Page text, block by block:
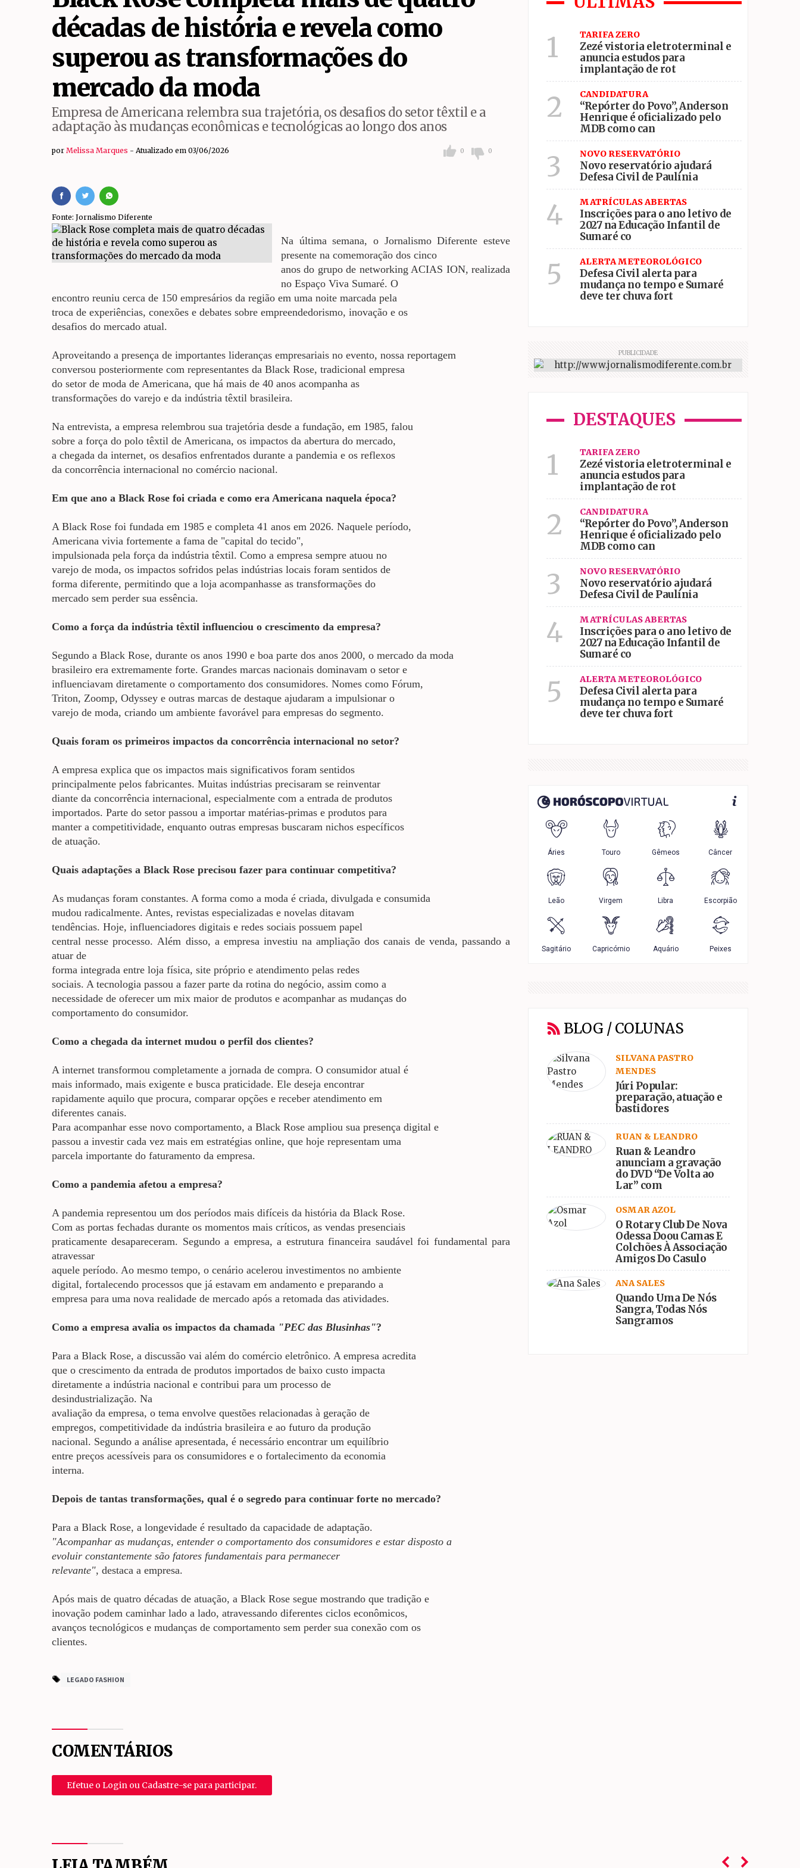
“Repórter do Povo”, Anderson Henrique é oficializado pelo MDB como candidato a deputado estadual
Novo reservatório ajudará Defesa Civil de Paulínia
Inscrições para o ano letivo de 2027 na Educação Infantil de Sumaré começam em 17 de agosto
décadas de história e revela como
superou as transformações do
mercado da moda
Empresa de Americana relembra sua trajetória, os desafios do setor têxtil e a
adaptação às mudanças econômicas e tecnológicas ao longo dos anos
por Melissa Marques Atualizado em 03/06/2026 0 0
Fonte: Jornalismo Diferente
Na última semana, o Jornalismo Diferente esteve
presente na comemoração dos cinco
anos do grupo de networking ACIAS ION, realizada
no Espaço Viva Sumaré. O
encontro reuniu cerca de 150 empresários da região em uma noite marcada pela
troca de experiências, conexões e debates sobre empreendedorismo, inovação e os
desafios do mercado atual.
Aproveitando a presença de importantes lideranças empresariais no evento, nossa reportagem
conversou posteriormente com representantes da Black Rose, tradicional empresa
do setor de moda de Americana, que há mais de 40 anos acompanha as
transformações do varejo e da indústria têxtil brasileira.
Na entrevista, a empresa relembrou sua trajetória desde a fundação, em 1985, falou
sobre a força do polo têxtil de Americana, os impactos da abertura do mercado,
a chegada da internet, os desafios enfrentados durante a pandemia e os reflexos
da concorrência internacional no comércio nacional.
Em que ano a Black Rose foi criada e como era Americana naquela época?
A Black Rose foi fundada em 1985 e completa 41 anos em 2026. Naquele período,
Americana vivia fortemente a fama de "capital do tecido",
impulsionada pela força da indústria têxtil. Como a empresa sempre atuou no
varejo de moda, os impactos sofridos pelas indústrias locais foram sentidos de
forma diferente, permitindo que a loja acompanhasse as transformações do
mercado sem perder sua essência.
Como a força da indústria têxtil influenciou o crescimento da empresa?
Segundo a Black Rose, durante os anos 1990 e boa parte dos anos 2000, o mercado da moda
brasileiro era extremamente forte. Grandes marcas nacionais dominavam o setor e
influenciavam diretamente o comportamento dos consumidores. Nomes como Fórum,
Triton, Zoomp, Odyssey e outras marcas de destaque ajudaram a impulsionar o
varejo de moda, criando um ambiente favorável para empresas do segmento.
Quais foram os primeiros impactos da concorrência internacional no setor?
A empresa explica que os impactos mais significativos foram sentidos
principalmente pelos fabricantes. Muitas indústrias precisaram se reinventar
diante da concorrência internacional, especialmente com a entrada de produtos
importados. Parte do setor passou a importar matérias-primas e produtos para
manter a competitividade, enquanto outras empresas buscaram nichos específicos
de atuação.
Quais adaptações a Black Rose precisou fazer para continuar competitiva?
As mudanças foram constantes. A forma como a moda é criada, divulgada e consumida
mudou radicalmente. Antes, revistas especializadas e novelas ditavam
tendências. Hoje, influenciadores digitais e redes sociais possuem papel
central nesse processo.Além disso, a empresa investiu na ampliação dos canais de venda, passando a
atuar de
forma integrada entre loja física, site próprio e atendimento pelas redes
sociais. A tecnologia passou a fazer parte da rotina do negócio, assim como a
necessidade de oferecer um mix maior de produtos e acompanhar as mudanças do
comportamento do consumidor.
Como a chegada da internet mudou o perfil dos clientes?
A internet transformou completamente a jornada de compra. O consumidor atual é
mais informado, mais exigente e busca praticidade. Ele deseja encontrar
rapidamente aquilo que procura, comparar opções e receber atendimento em
diferentes canais.
Para acompanhar esse novo comportamento, a Black Rose ampliou sua presença digital e
passou a investir cada vez mais em estratégias online, que hoje representam uma
parcela importante do faturamento da empresa.
Como a pandemia afetou a empresa?
A pandemia representou um dos períodos mais difíceis da história da Black Rose.
Com as portas fechadas durante os momentos mais críticos, as vendas presenciais
praticamente desapareceram. Segundo a empresa, a estrutura financeira saudável foi fundamental para
atravessar
aquele período. Ao mesmo tempo, o cenário acelerou investimentos no ambiente
digital, fortalecendo processos que já estavam em andamento e preparando a
empresa para uma nova realidade de mercado após a retomada das atividades.
Como a empresa avalia os impactos da chamada "PEC das Blusinhas"?
Para a Black Rose, a discussão vai além do comércio eletrônico. A empresa acredita
que o crescimento da entrada de produtos importados de baixo custo impacta
diretamente a indústria nacional e contribui para um processo de
desindustrialização. Na
avaliação da empresa, o tema envolve questões relacionadas à geração de
empregos, competitividade da indústria brasileira e ao futuro da produção
nacional. Segundo a análise apresentada, é necessário encontrar um equilíbrio
entre preços acessíveis para os consumidores e o fortalecimento da economia
interna.
Depois de tantas transformações, qual é o segredo para continuar forte no mercado?
Para a Black Rose, a longevidade é resultado da capacidade de adaptação.
"Acompanhar as mudanças, entender o comportamento dos consumidores e estar disposto a
evoluir constantemente são fatores fundamentais para permanecer
relevante", destaca a empresa.
Após mais de quatro décadas de atuação, a Black Rose segue mostrando que tradição e
inovação podem caminhar lado a lado, atravessando diferentes ciclos econômicos,
avanços tecnológicos e mudanças de comportamento sem perder sua conexão com os
clientes.
LEGADO FASHION
COMENTÁRIOS
Efetue o Login ou Cadastre-se para participar.
1 TARIFA ZERO
Zezé vistoria eletroterminal e
anuncia estudos para
implantação de rot
2 CANDIDATURA
“Repórter do Povo”, Anderson
Henrique é oficializado pelo
MDB como can
3 NOVO RESERVATÓRIO
Novo reservatório ajudará
Defesa Civil de Paulínia
4 MATRÍCULAS ABERTAS
Inscrições para o ano letivo de
2027 na Educação Infantil de
Sumaré co
5 ALERTA METEOROLÓGICO
Defesa Civil alerta para
mudança no tempo e Sumaré
deve ter chuva fort
PUBLICIDADE
DESTAQUES
1 TARIFA ZERO
Zezé vistoria eletroterminal e
anuncia estudos para
implantação de rot
2 CANDIDATURA
“Repórter do Povo”, Anderson
Henrique é oficializado pelo
MDB como can
3 NOVO RESERVATÓRIO
Novo reservatório ajudará
Defesa Civil de Paulínia
4 MATRÍCULAS ABERTAS
Inscrições para o ano letivo de
2027 na Educação Infantil de
Sumaré co
5 ALERTA METEOROLÓGICO
Defesa Civil alerta para
mudança no tempo e Sumaré
deve ter chuva fort
BLOG / COLUNAS
SILVANA PASTRO
MENDES
Júri Popular:
preparação, atuação e
bastidores
RUAN & LEANDRO
Ruan & Leandro
anunciam a gravação
do DVD “De Volta ao
Lar” com
participações
especiais
OSMAR AZOL
O Rotary Club De Nova
Odessa Doou Camas E
Colchões À Associação
Amigos Do Casulo
ANA SALES
Quando Uma De Nós
Sangra, Todas Nós
Sangramos